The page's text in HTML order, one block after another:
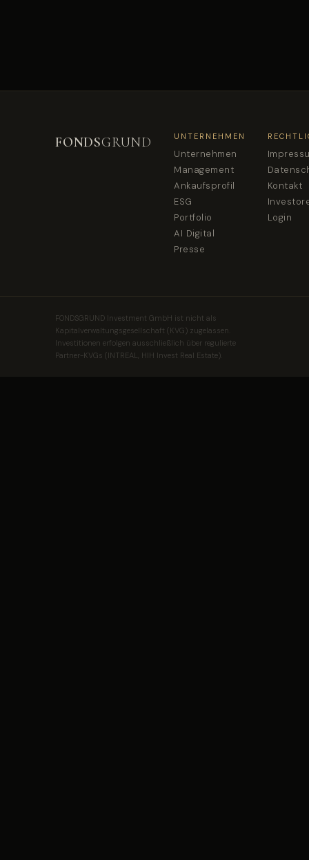
FONDSGRUND UNTERNEHMEN
Unternehmen
Management
Ankaufsprofil
ESG
Portfolio
AI Digital
Presse
Kontakt
Login
FONDSGRUND Investment GmbH ist nicht als
Kapitalverwaltungsgesellschaft (KVG) zugelassen.
Investitionen erfolgen ausschließlich über regulierte
Partner-KVGs (INTREAL, HIH Invest Real Estate).